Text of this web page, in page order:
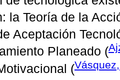
la Teoría de la
Aceptación
Planeado (
(